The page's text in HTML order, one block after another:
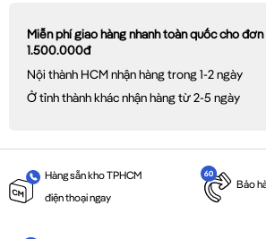
Miễn phí giao hàng nhanh toàn quốc cho
1.500.000đ
Nội thành HCM nhận hàng trong 1-2 ngày
Ở tỉnh thành khác nhận hàng từ 2-5 ngày
Hàng sẵn kho TPHCM
điện thoại ngay
Bảo